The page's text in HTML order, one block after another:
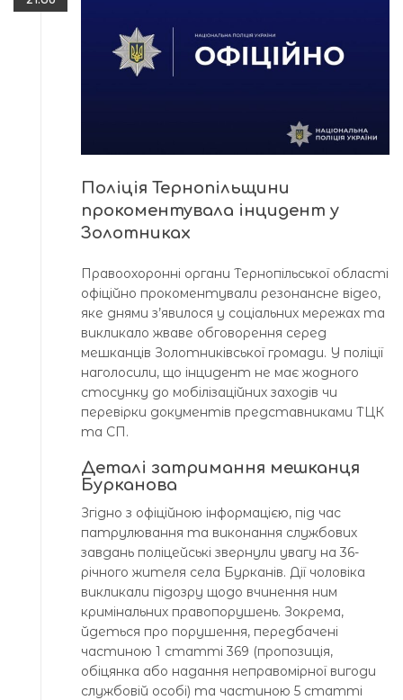
Поліція Тернопільщини
прокоментувала інцидент у
Золотниках
Правоохоронні органи Тернопільської області
офіційно прокоментували резонансне відео,
яке днями з’явилося у соціальних мережах та
викликало жваве обговорення серед
мешканців Золотниківської громади. У поліції
наголосили, що інцидент не має жодного
стосунку до мобілізаційних заходів чи
перевірки документів представниками ТЦК
та СП.
Деталі затримання мешканця
Бурканова
Згідно з офіційною інформацією, під час
патрулювання та виконання службових
завдань поліцейські звернули увагу на 36-
річного жителя села Бурканів. Дії чоловіка
викликали підозру щодо вчинення ним
кримінальних правопорушень. Зокрема,
йдеться про порушення, передбачені
частиною 1 статті 369 (пропозиція,
обіцянка або надання неправомірної вигоди
службовій особі) та частиною 5 статті